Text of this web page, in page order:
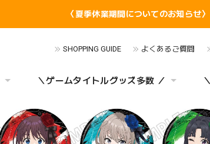
〈夏季休業期間についてのお知らせ〉
SHOPPING GUIDE よくあるご質問
＼ゲームタイトルグッズ多数 ／